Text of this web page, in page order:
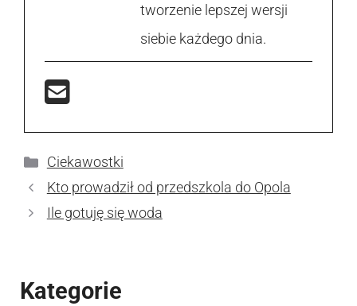
tworzenie lepszej wersji
siebie każdego dnia.
Kategorie
Ciekawostki
Kto prowadził od przedszkola do Opola
Ile gotuję się woda
Kategorie